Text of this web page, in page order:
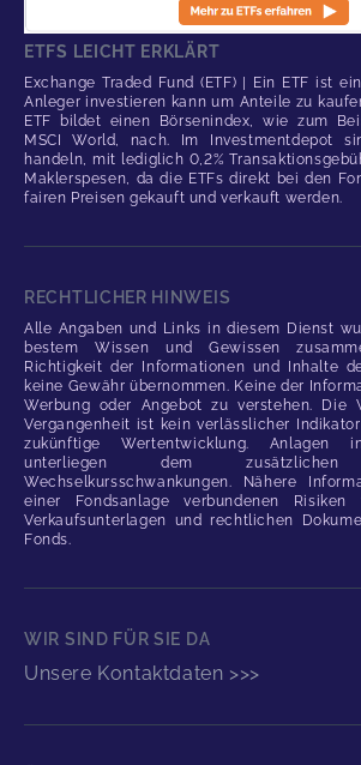
ETFS LEICHT ERKLÄRT
Exchange Traded Fund (ETF) | Ein ETF ist
Anleger investieren kann um Anteile zu
ETF bildet einen Börsenindex, wie zum
MSCI World, nach. Im Investmentdepot
handeln, mit lediglich 0,2%
Maklerspesen, da die ETFs direkt bei den
fairen Preisen gekauft und verkauft werden.
RECHTLICHER HINWEIS
Alle Angaben und Links in diesem Dienst
bestem Wissen und Gewissen
Richtigkeit der Informationen und Inhalte
keine Gewähr übernommen. Keine der
Werbung oder Angebot zu verstehen. Die
Vergangenheit ist kein verlässlicher
zukünftige Wertentwicklung. Anlagen
unterliegen dem
Wechselkursschwankungen. Nähere
einer Fondsanlage verbundenen
Verkaufsunterlagen und rechtlichen
Fonds.
WIR SIND FÜR SIE DA
Unsere Kontaktdaten >>>